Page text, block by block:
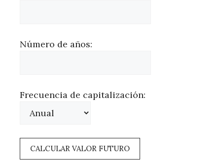
Número de años:
Frecuencia de capitalización:
CALCULAR VALOR FUTURO